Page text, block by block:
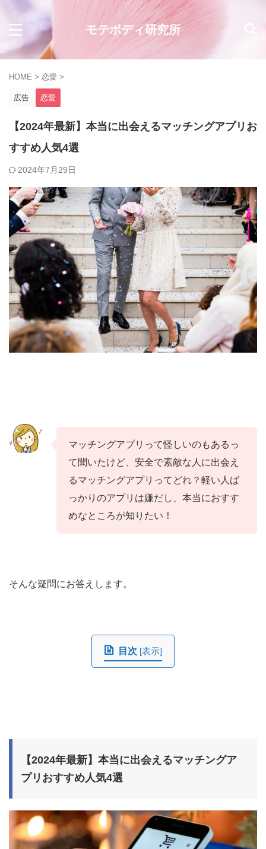
モテボディ研究所
HOME > 恋愛 >
広告 恋愛
【2024年最新】本当に出会えるマッチングアプリお
すすめ人気4選
2024年7月29日
マッチングアプリって怪しいのもあるっ
て聞いたけど、安全で素敵な人に出会え
るマッチングアプリってどれ？軽い人ば
っかりのアプリは嫌だし、本当におすす
めなところが知りたい！
そんな疑問にお答えします。
目次 [表示]
【2024年最新】本当に出会えるマッチングア
プリおすすめ人気4選